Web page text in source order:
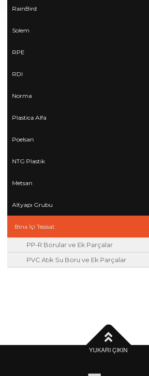
RainBird
Solem
RPE
RDI
Norma
Plastica Alfa
Poelsan
NTG Plastik
Metsan
Altyapı Grubu
Bina İçi Tesisat
PP-R Borular ve Ek Parçalar
PVC Atık Su Boru ve Ek Parçalar
YUKARI ÇIKIN